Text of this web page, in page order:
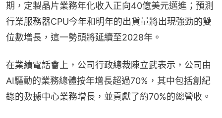
期，定製晶片業務年化收入正向40億美元邁進；預測
行業服務器CPU今年和明年的出貨量將出現強勁的雙
位數增長，這一勢頭將延續至2028年。
在業績電話會上，公司行政總裁陳立武表示，公司由
AI驅動的業務總體按年增長超過70%，其中包括創紀
錄的數據中心業務增長，並貢獻了約70%的總營收。